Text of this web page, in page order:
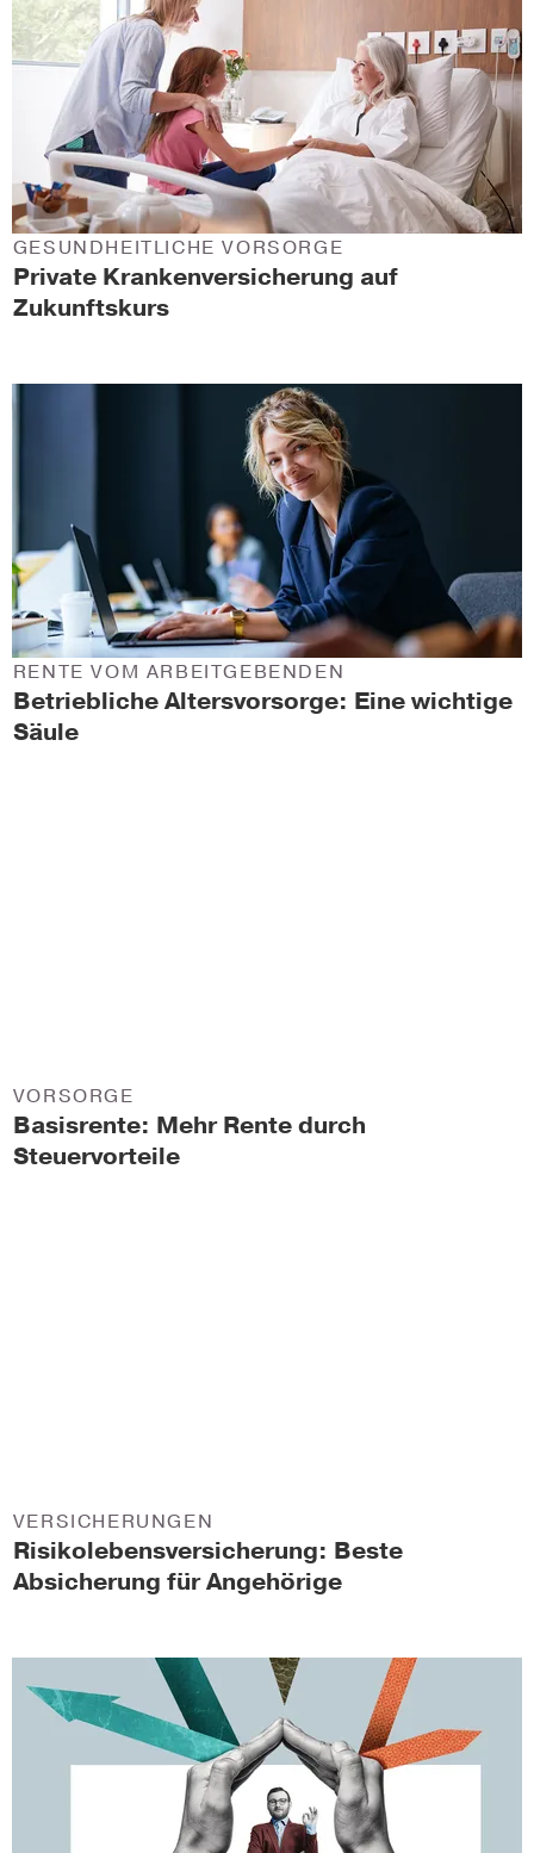
Private Krankenversicherung auf
Zukunftskurs
GESUNDHEITLICHE VORSORGE
Betriebliche Altersvorsorge: Eine wichtige
Säule
RENTE VOM ARBEITGEBENDEN
Basisrente: Mehr Rente durch
Steuervorteile
VORSORGE
Risikolebensversicherung: Beste
Absicherung für Angehörige
VERSICHERUNGEN